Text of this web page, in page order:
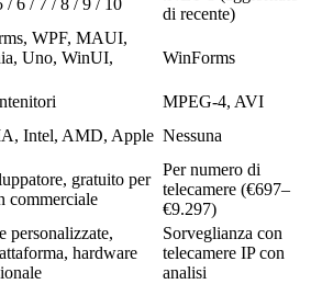
/ 6 / 7 / 8 / 9 / 10
di recente)
WPF, MAUI,
Uno, WinUI,
WinForms
MPEG-4, AVI
Intel, AMD, Apple Nessuna
gratuito per
commerciale
Per numero di
telecamere (€697–
€9.297)
personalizzate,
hardware
Sorveglianza con
telecamere IP con
analisi